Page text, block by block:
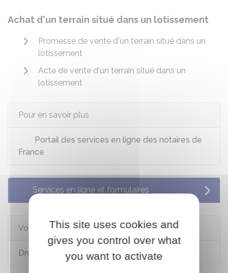
Achat d'un terrain situé dans un lotissement
Promesse de vente d'un terrain situé dans un
lotissement
Acte de vente d'un terrain situé dans un
lotissement
Pour en savoir plus
Portail des services en ligne des notaires de
France
Services en ligne et formulaires
Voir aussi
Droit de préemption urbain (DPU)
This site uses cookies and
gives you control over what
you want to activate